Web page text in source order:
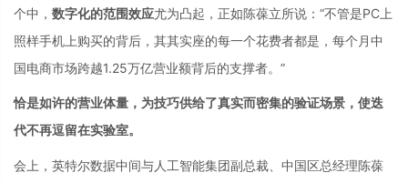
个中， 数字化的范围效应尤为凸起，正如陈葆立所说：“不管是PC上
照样手机上购买的背后，其其实座的每一个花费者都是，每个月中
国电商市场跨越1.25万亿营业额背后的支撑者。”
恰是如许的营业体量，为技巧供给了真实而密集的验证场景，使迭
代不再逗留在实验室。
会上，英特尔数据中间与人工智能集团副总裁、中国区总经理陈葆